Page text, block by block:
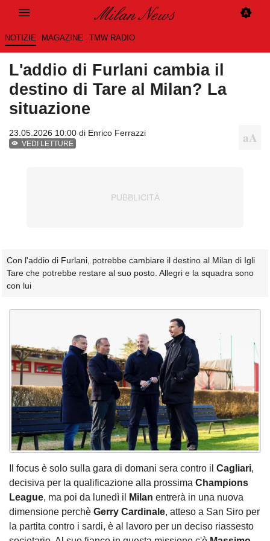
NOTIZIE MAGAZINE TMW RADIO
L'addio di Furlani cambia il
destino di Tare al Milan? La
situazione
23.05.2026 10:00 di Enrico Ferrazzi
VEDI LETTURE
Con l'addio di Furlani, potrebbe cambiare il destino al Milan di Igli
Tare che potrebbe restare al suo posto. Allegri e la squadra sono
con lui
Il focus è solo sulla gara di domani sera contro il Cagliari,
decisiva per la qualificazione alla prossima Champions
League, ma poi da lunedì il Milan entrerà in una nuova
dimensione perchè Gerry Cardinale, atteso a San Siro per
la partita contro i sardi, è al lavoro per un deciso riassesto